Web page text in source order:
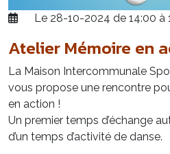
Le 28-10-2024 de 14:00 à
Atelier Mémoire en
La Maison Intercommunale
vous propose une rencontre
en action !
Un premier temps d’échange
d’un temps d’activité de danse.